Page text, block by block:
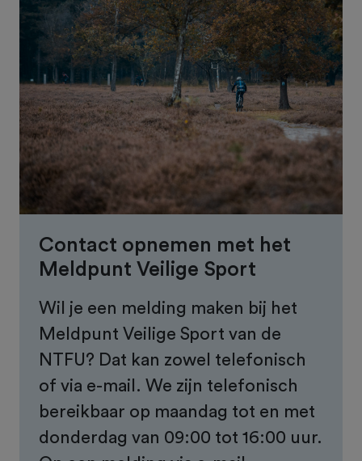
Contact opnemen met het
Meldpunt Veilige Sport
Wil je een melding maken bij het
Meldpunt Veilige Sport van de
NTFU? Dat kan zowel telefonisch
of via e-mail. We zijn telefonisch
bereikbaar op maandag tot en met
donderdag van 09:00 tot 16:00 uur.